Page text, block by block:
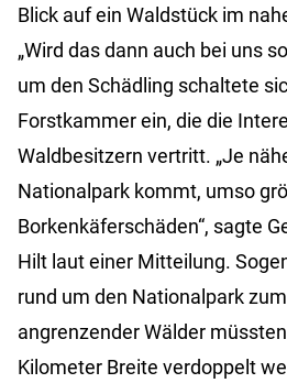
Blick auf ein Waldstück im
„Wird das dann auch bei uns
um den Schädling schaltete
Forstkammer ein, die die
Waldbesitzern vertritt. „Je
Nationalpark kommt, umso
Borkenkäferschäden“, sagte
Hilt laut einer Mitteilung.
rund um den Nationalpark
angrenzender Wälder
Kilometer Breite verdoppelt